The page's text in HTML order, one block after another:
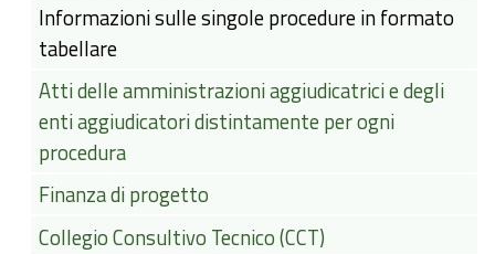
Informazioni sulle singole procedure in formato
tabellare
Atti delle amministrazioni aggiudicatrici e degli
enti aggiudicatori distintamente per ogni
procedura
Finanza di progetto
Collegio Consultivo Tecnico (CCT)